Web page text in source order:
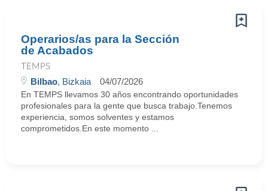
Operarios/as para la Sección
de Acabados
TEMPS
Bilbao, Bizkaia 04/07/2026
En TEMPS llevamos 30 años encontrando oportunidades
profesionales para la gente que busca trabajo.Tenemos
experiencia, somos solventes y estamos
comprometidos.En este momento ...